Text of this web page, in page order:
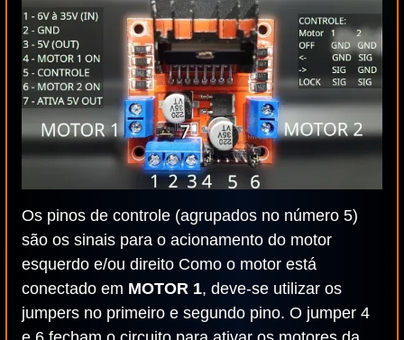
Os pinos de controle (agrupados no número 5)
são os sinais para o acionamento do motor
esquerdo e/ou direito Como o motor está
conectado em MOTOR 1, deve-se utilizar os
jumpers no primeiro e segundo pino. O jumper 4